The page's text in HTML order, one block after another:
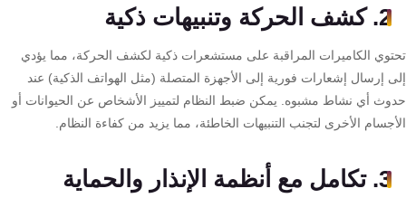
2. كشف الحركة وتنبيهات ذكية
الكاميرات المراقبة على مستشعرات ذكية لكشف الحركة، مما يؤدي
إرسال إشعارات فورية إلى الأجهزة المتصلة (مثل الهواتف الذكية) عند
أي نشاط مشبوه. يمكن ضبط النظام لتمييز الأشخاص عن الحيوانات أو
الأخرى لتجنب التنبيهات الخاطئة، مما يزيد من كفاءة النظام.
3. تكامل مع أنظمة الإنذار والحماية
المحمول
والانترنت
انتركم
إنذار